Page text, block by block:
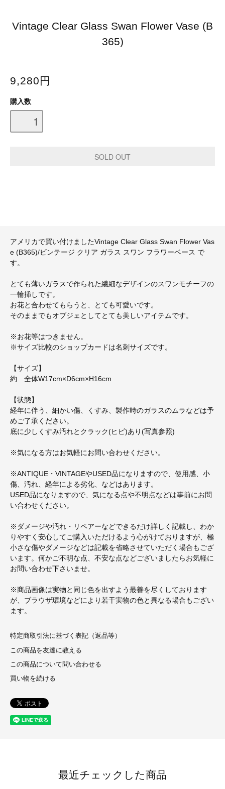
Vintage Clear Glass Swan Flower Vase (B
365)
9,280円
購入数
アメリカで買い付けましたVintage Clear Glass Swan Flower Vas
e (B365)/ビンテージ クリア ガラス スワン フラワーベース で
す。
とても薄いガラスで作られた繊細なデザインのスワンモチーフの
一輪挿しです。
お花と合わせてもらうと、とても可愛いです。
そのままでもオブジェとしてとても美しいアイテムです。
※お花等はつきません。
※サイズ比較のショップカードは名刺サイズです。
【サイズ】
約 全体W17cm×D6cm×H16cm
【状態】
経年に伴う、細かい傷、くすみ、製作時のガラスのムラなどは予
めご了承ください。
底に少しくすみ汚れとクラック(ヒビ)あり(写真参照)
※気になる方はお気軽にお問い合わせください。
※ANTIQUE・VINTAGEやUSED品になりますので、使用感、小
傷、汚れ、経年による劣化、などはあります。
USED品になりますので、気になる点や不明点などは事前にお問
い合わせください。
※ダメージや汚れ・リペアーなどできるだけ詳しく記載し、わか
りやすく安心してご購入いただけるよう心がけておりますが、極
小さな傷やダメージなどは記載を省略させていただく場合もござ
います。何かご不明な点、不安な点などございましたらお気軽に
お問い合わせ下さいませ。
※商品画像は実物と同じ色を出すよう最善を尽くしております
が、ブラウザ環境などにより若干実物の色と異なる場合もござい
ます。
特定商取引法に基づく表記（返品等）
この商品を友達に教える
この商品について問い合わせる
買い物を続ける
最近チェックした商品